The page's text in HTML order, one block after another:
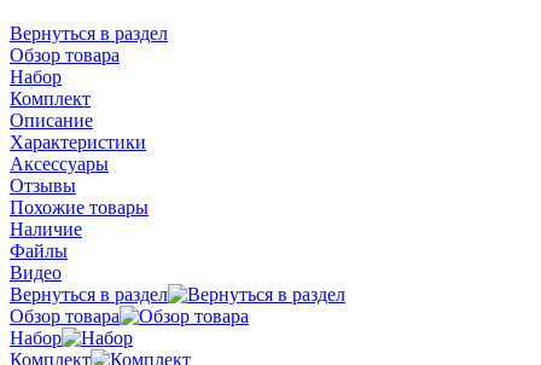
Вернуться в раздел
Обзор товара
Набор
Комплект
Описание
Характеристики
Аксессуары
Отзывы
Похожие товары
Наличие
Файлы
Видео
Вернуться в раздел
Обзор товара
Набор
Комплект